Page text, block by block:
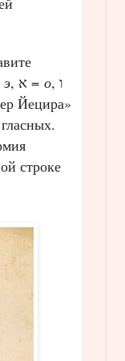
э , א = о, ו
Йецира»
строке